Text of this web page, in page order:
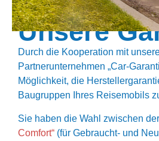
Unsere
Durch die Kooperation mit
Partnerunternehmen „Car-
Möglichkeit, die
Baugruppen Ihres Reisemobils
Sie haben die Wahl zwischen der
Comfort“ (für Gebraucht- und